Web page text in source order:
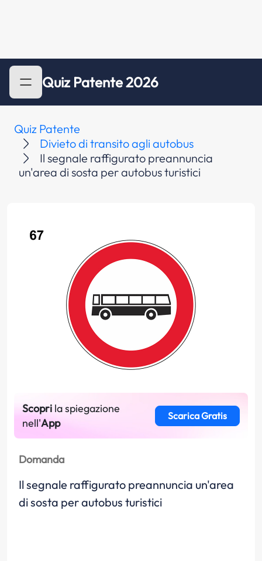
Quiz Patente 2026
Quiz Patente
Divieto di transito agli autobus
Il segnale raffigurato preannuncia
un'area di sosta per autobus turistici
Scopri la spiegazione
nell'App
Scarica Gratis
Domanda
Il segnale raffigurato preannuncia un'area
di sosta per autobus turistici